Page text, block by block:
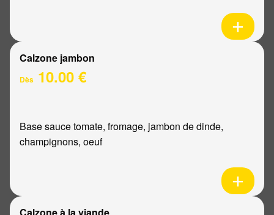
Calzone jambon
Dès 10.00 €
Base sauce tomate, fromage, jambon de dinde,
champignons, oeuf
Calzone à la viande